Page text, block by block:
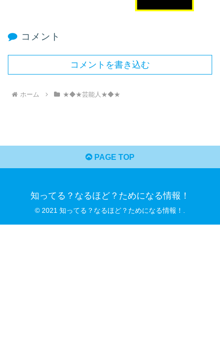
コメント
コメントを書き込む
ホーム ★◆★芸能人★◆★
PAGE TOP
知ってる？なるほど？ためになる情報！
© 2021 知ってる？なるほど？ためになる情報！.